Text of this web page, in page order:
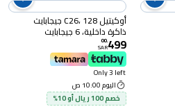
أوكيتيل C26، 128 جيجابايت
ذاكرة داخلية، 6 جيجابايت
سعة الرام، بنفسجي
499
.
00
SAR
Only 3 left
اليوم 10:00 ص
خصم 100 ريال أو 10%